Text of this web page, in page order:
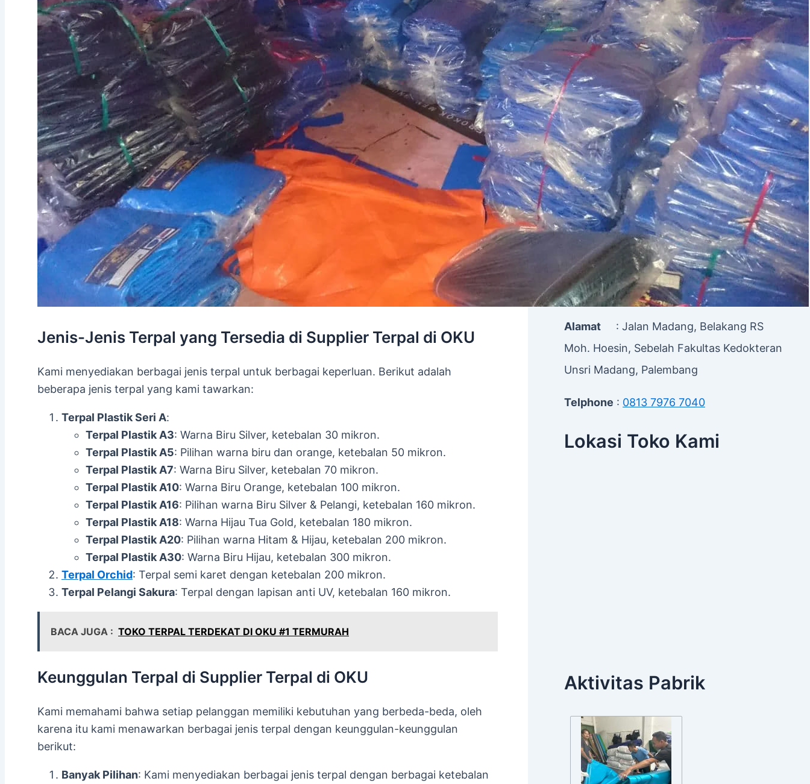
Jenis-Jenis Terpal yang Tersedia di Supplier Terpal di OKU
Kami menyediakan berbagai jenis terpal untuk berbagai keperluan. Berikut adalah
beberapa jenis terpal yang kami tawarkan:
Terpal Plastik Seri A:
Terpal Plastik A3: Warna Biru Silver, ketebalan 30 mikron.
Terpal Plastik A5: Pilihan warna biru dan orange, ketebalan 50 mikron.
Terpal Plastik A7: Warna Biru Silver, ketebalan 70 mikron.
Terpal Plastik A10: Warna Biru Orange, ketebalan 100 mikron.
Terpal Plastik A16: Pilihan warna Biru Silver & Pelangi, ketebalan 160 mikron.
Terpal Plastik A18: Warna Hijau Tua Gold, ketebalan 180 mikron.
Terpal Plastik A20: Pilihan warna Hitam & Hijau, ketebalan 200 mikron.
Terpal Plastik A30: Warna Biru Hijau, ketebalan 300 mikron.
Terpal Orchid: Terpal semi karet dengan ketebalan 200 mikron.
Terpal Pelangi Sakura: Terpal dengan lapisan anti UV, ketebalan 160 mikron.
BACA JUGA : TOKO TERPAL TERDEKAT DI OKU #1 TERMURAH
Keunggulan Terpal di Supplier Terpal di OKU
Kami memahami bahwa setiap pelanggan memiliki kebutuhan yang berbeda-beda, oleh
karena itu kami menawarkan berbagai jenis terpal dengan keunggulan-keunggulan
berikut:
Banyak Pilihan: Kami menyediakan berbagai jenis terpal dengan berbagai ketebalan
Alamat & Telphone
Alamat : Jalan Madang, Belakang RS
Moh. Hoesin, Sebelah Fakultas Kedokteran
Unsri Madang, Palembang
Telphone : 0813 7976 7040
Lokasi Toko Kami
Aktivitas Pabrik